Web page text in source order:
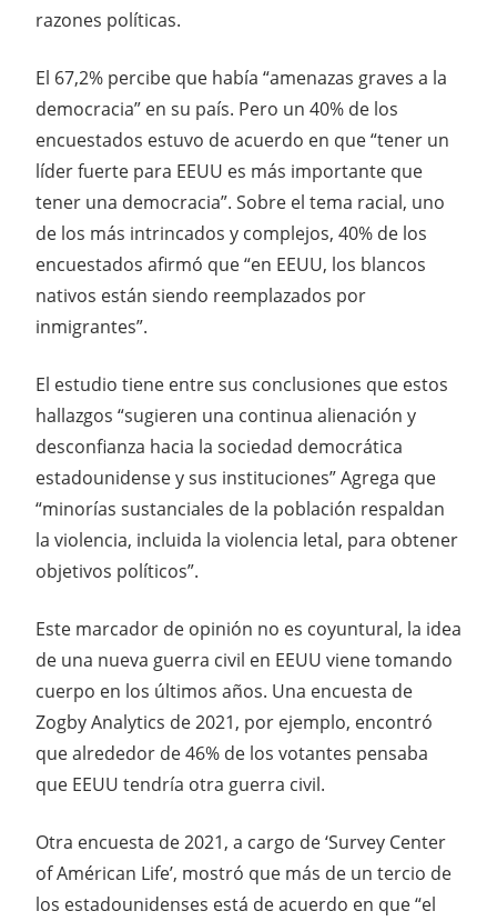
razones políticas.
El 67,2% percibe que había “amenazas graves a la
democracia” en su país. Pero un 40% de los
encuestados estuvo de acuerdo en que “tener un
líder fuerte para EEUU es más importante que
tener una democracia”. Sobre el tema racial, uno
de los más intrincados y complejos, 40% de los
encuestados afirmó que “en EEUU, los blancos
nativos están siendo reemplazados por
inmigrantes”.
El estudio tiene entre sus conclusiones que estos
hallazgos “sugieren una continua alienación y
desconfianza hacia la sociedad democrática
estadounidense y sus instituciones” Agrega que
“minorías sustanciales de la población respaldan
la violencia, incluida la violencia letal, para obtener
objetivos políticos”.
Este marcador de opinión no es coyuntural, la idea
de una nueva guerra civil en EEUU viene tomando
cuerpo en los últimos años. Una encuesta de
Zogby Analytics de 2021, por ejemplo, encontró
que alrededor de 46% de los votantes pensaba
que EEUU tendría otra guerra civil.
Otra encuesta de 2021, a cargo de ‘Survey Center
of Américan Life’, mostró que más de un tercio de
los estadounidenses está de acuerdo en que “el